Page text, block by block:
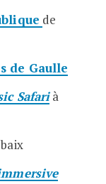
de
de Gaulle
Safarià